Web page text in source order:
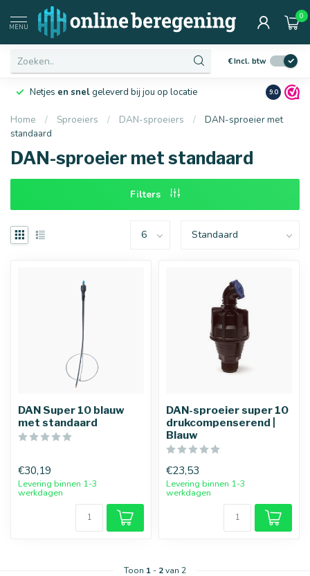
MENU
0
€Incl. btw
Netjes en snelgeleverd bij jou op locatie Ruim10
9.0
Home / Sproeiers / DAN-sproeiers /
DAN-sproeier met
standaard
DAN-sproeier met standaard
Filters
DAN Super 10 blauw
met standaard
€30,19
Levering binnen 1-3
werkdagen
DAN-sproeier super 10
drukcompenserend |
Blauw
€23,53
Levering binnen 1-3
werkdagen
Toon 1 - 2van 2
Afmetingen
16 mm 20 mm